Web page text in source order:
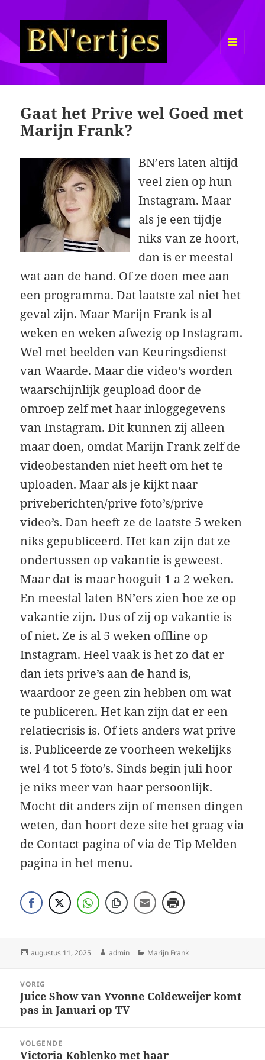
Sexy BN'ers / Bekende
Gaat het Prive wel Goed met
Marijn Frank?
BN’ers laten altijd
veel zien op hun
Instagram. Maar
als je een tijdje
niks van ze hoort,
dan is er meestal
wat aan de hand. Of ze doen mee aan
een programma. Dat laatste zal niet het
geval zijn. Maar Marijn Frank is al
weken en weken afwezig op Instagram.
Wel met beelden van Keuringsdienst
van Waarde. Maar die video’s worden
waarschijnlijk geupload door de
omroep zelf met haar inloggegevens
van Instagram. Dit kunnen zij alleen
maar doen, omdat Marijn Frank zelf de
videobestanden niet heeft om het te
uploaden. Maar als je kijkt naar
priveberichten/prive foto’s/prive
video’s. Dan heeft ze de laatste 5 weken
niks gepubliceerd. Het kan zijn dat ze
ondertussen op vakantie is geweest.
Maar dat is maar hooguit 1 a 2 weken.
En meestal laten BN’ers zien hoe ze op
vakantie zijn. Dus of zij op vakantie is
of niet. Ze is al 5 weken offline op
Instagram. Heel vaak is het zo dat er
dan iets prive’s aan de hand is,
waardoor ze geen zin hebben om wat
te publiceren. Het kan zijn dat er een
relatiecrisis is. Of iets anders wat prive
is. Publiceerde ze voorheen wekelijks
wel 4 tot 5 foto’s. Sinds begin juli hoor
je niks meer van haar persoonlijk.
Mocht dit anders zijn of mensen dingen
weten, dan hoort deze site het graag via
de Contact pagina of via de Tip Melden
pagina in het menu.
Geplaatst
augustus 11, 2025 Auteur
admin Categorieën
Marijn Frank
navigatie
VORIG
Vorig
bericht:
Juice Show van Yvonne Coldeweijer komt
pas in Januari op TV
VOLGENDE
Volgend
Victoria Koblenko met haar